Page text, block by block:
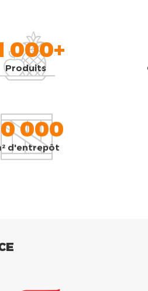
000+
Produits
000
d'entrepôt